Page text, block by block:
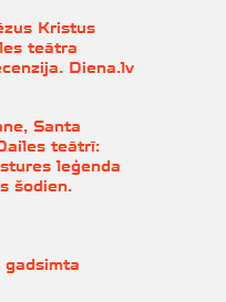
Kristus
teātra
Diena.lv
Santa
teātrī:
leģenda
šodien.